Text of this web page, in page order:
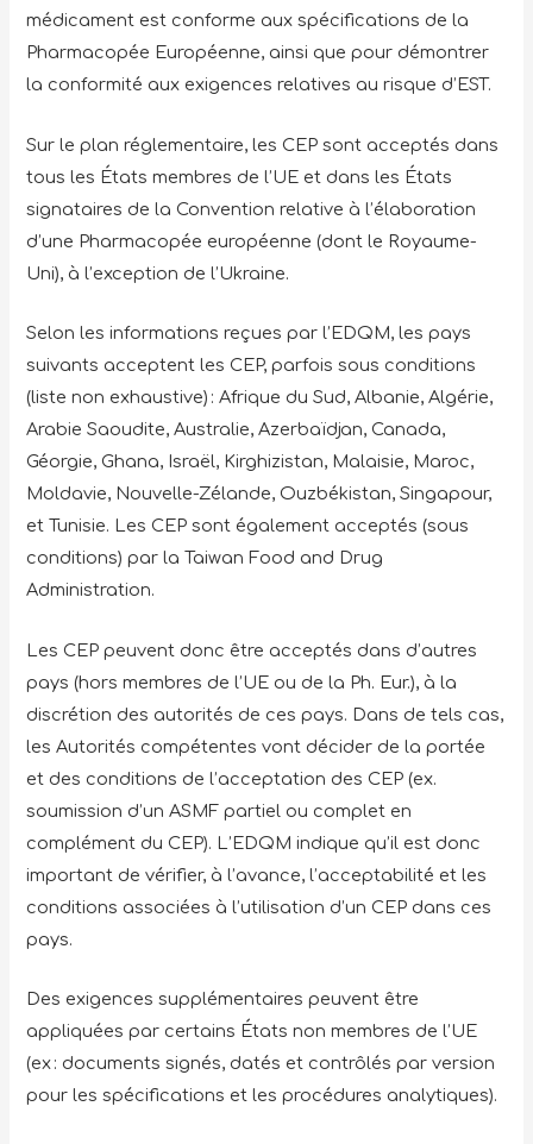
médicament est conforme aux spécifications de la
Pharmacopée Européenne, ainsi que pour démontrer
la conformité aux exigences relatives au risque d’EST.
Sur le plan réglementaire, les CEP sont acceptés dans
tous les États membres de l’UE et dans les États
signataires de la Convention relative à l’élaboration
d’une Pharmacopée européenne (dont le Royaume-
Uni), à l’exception de l’Ukraine.
Selon les informations reçues par l’EDQM, les pays
suivants acceptent les CEP, parfois sous conditions
(liste non exhaustive) : Afrique du Sud, Albanie, Algérie,
Arabie Saoudite, Australie, Azerbaïdjan, Canada,
Géorgie, Ghana, Israël, Kirghizistan, Malaisie, Maroc,
Moldavie, Nouvelle-Zélande, Ouzbékistan, Singapour,
et Tunisie. Les CEP sont également acceptés (sous
conditions) par la Taiwan Food and Drug
Administration.
Les CEP peuvent donc être acceptés dans d’autres
pays (hors membres de l’UE ou de la Ph. Eur.), à la
discrétion des autorités de ces pays. Dans de tels cas,
les Autorités compétentes vont décider de la portée
et des conditions de l’acceptation des CEP (ex.
soumission d’un ASMF partiel ou complet en
complément du CEP). L’EDQM indique qu’il est donc
important de vérifier, à l’avance, l’acceptabilité et les
conditions associées à l’utilisation d’un CEP dans ces
pays.
Des exigences supplémentaires peuvent être
appliquées par certains États non membres de l’UE
(ex : documents signés, datés et contrôlés par version
pour les spécifications et les procédures analytiques).